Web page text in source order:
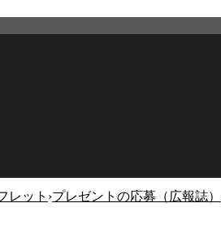
レット ›プレゼントの応募（広報誌）